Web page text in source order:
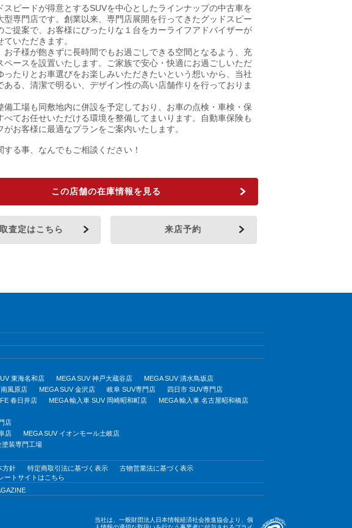
スピードが得意とするSUVを中心としたラインナップの中古車を
型専門店です。創業以来、専門店展開を行ってきたグッドスピー
ご提案で、お客様にぴったりな１台をカーライフアドバイザーが
いただきます。
お子様が飽きずに長時間でもお過ごしできる空間となるよう、充
ペースを設置いたします。ご家族で安心・快適にお過ごしいただ
ったりとお車選びをお楽しみいただきたいという想いから、当社
ある、清潔で明るい、デザイン性の高い店舗作りを行っておりま
備工場も同敷地内に併設を予定しており、お車の点検・車検・保
べてお任せいただける環境を整備してまいります。自動車保険も
がお客様に最適なプランをご案内いたします。
する事、なんでもご相談ください！
この店舗の在庫情報を見る
査定はこちら 来店予約
東海名和店 MEGA SUV 神戸大蔵谷店
MEGA SUV 清水鳥坂店
風原店 MEGA SUV 金沢店 岐阜 SUV専門店
四日市 SUV専門店
春日井店 MEGA 輸入車 SUV 岡崎昭和町店
MEGA 輸入車 名古屋昭和橋店
店
店
MEGA SUV イオンモール土岐店
塗装専門工場
方針 特定商取引法に基づく表示
古物営業法に基づく表示
ートサイトはこちら
当社は、一般財団法人日本情報経済社会推進協会より、個